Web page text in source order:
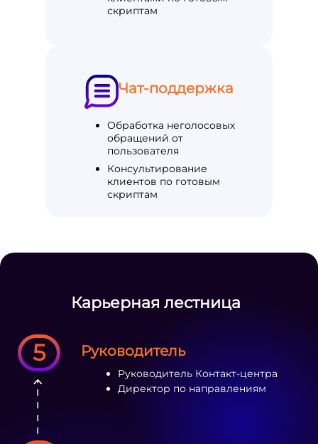
скриптам
Чат-поддержка
Обработка неголосовых
обращений от
пользователя
Консультирование
клиентов по готовым
скриптам
Карьерная лестница
5 Руководитель
Руководитель Контакт-центра
Директор по направлениям